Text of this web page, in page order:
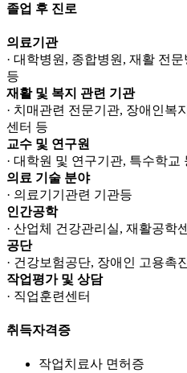
졸업 후 진로
의료기관
· 대학병원, 종합병원, 재활 전
등
재활 및 복지 관련 기관
· 치매관련 전문기관, 장애인복
센터 등
교수 및 연구원
· 대학원 및 연구기관, 특수학교
의료 기술 분야
· 의료기기관련 기관등
인간공학
· 산업체 건강관리실, 재활공학
공단
· 건강보험공단, 장애인 고용촉
작업평가 및 상담
· 직업훈련센터
취득자격증
작업치료사 면허증